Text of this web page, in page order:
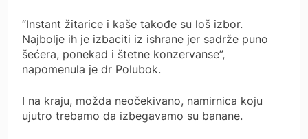
“Instant žitarice i kaše takođe su loš izbor.
Najbolje ih je izbaciti iz ishrane jer sadrže puno
šećera, ponekad i štetne konzervanse”,
napomenula je dr Polubok.
I na kraju, možda neočekivano, namirnica koju
ujutro trebamo da izbegavamo su banane.